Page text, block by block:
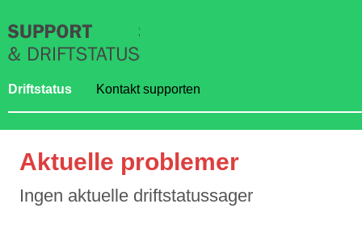
Driftstatus Kontakt supporten
Aktuelle problemer
Ingen aktuelle driftstatussager